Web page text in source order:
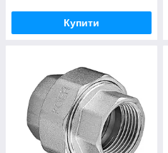
Купити